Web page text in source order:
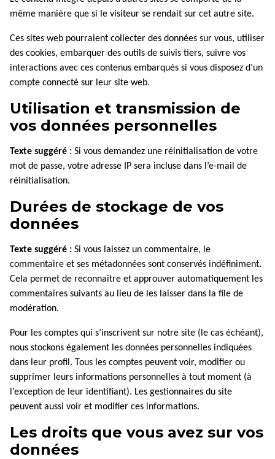
même manière que si le visiteur se rendait sur cet autre site.
Ces sites web pourraient collecter des données sur vous, utiliser
des cookies, embarquer des outils de suivis tiers, suivre vos
interactions avec ces contenus embarqués si vous disposez d’un
compte connecté sur leur site web.
Utilisation et transmission de
vos données personnelles
Texte suggéré : Si vous demandez une réinitialisation de votre
mot de passe, votre adresse IP sera incluse dans l’e-mail de
réinitialisation.
Durées de stockage de vos
données
Texte suggéré : Si vous laissez un commentaire, le
commentaire et ses métadonnées sont conservés indéfiniment.
Cela permet de reconnaître et approuver automatiquement les
commentaires suivants au lieu de les laisser dans la file de
modération.
Pour les comptes qui s’inscrivent sur notre site (le cas échéant),
nous stockons également les données personnelles indiquées
dans leur profil. Tous les comptes peuvent voir, modifier ou
supprimer leurs informations personnelles à tout moment (à
l’exception de leur identifiant). Les gestionnaires du site
peuvent aussi voir et modifier ces informations.
Les droits que vous avez sur vos
données